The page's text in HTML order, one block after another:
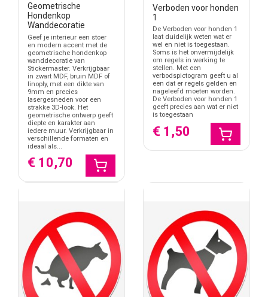
Geometrische
Hondenkop
Wanddecoratie
Geef je interieur een stoer
en modern accent met de
geometrische hondenkop
wanddecoratie van
Stickermaster. Verkrijgbaar
in zwart MDF, bruin MDF of
linoply, met een dikte van
9mm en precies
lasergesneden voor een
strakke 3D-look. Het
geometrische ontwerp geeft
diepte en karakter aan
iedere muur. Verkrijgbaar in
verschillende formaten en
ideaal als...
€ 10,70
Verboden voor honden
1
De Verboden voor honden 1
laat duidelijk weten wat er
wel en niet is toegestaan.
Soms is het onvermijdelijk
om regels in werking te
stellen. Met een
verbodspictogram geeft u al
een dat er regels gelden en
nageleefd moeten worden.
De Verboden voor honden 1
geeft precies aan wat er niet
is toegestaan
€ 1,50